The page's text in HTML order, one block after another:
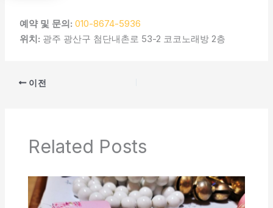
예약 및 문의: 010-8674-5936
위치: 광주 광산구 첨단내촌로 53-2 코코노래방 2층
이전
Related Posts